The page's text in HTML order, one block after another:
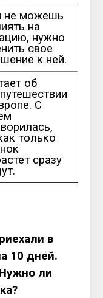
не можешь
на
нужно
свое
к ней.
об
С
только
сразу
в
10 дней.
ли